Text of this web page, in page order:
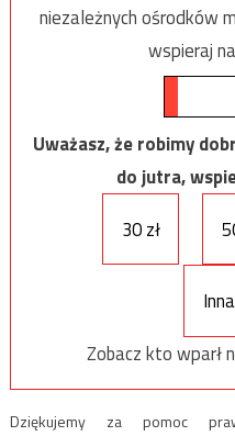
niezależnych ośrodków
wspieraj
Uważasz, że robimy
do jutra,
30 zł
Zobacz kto wparł
Dziękujemy za pomoc